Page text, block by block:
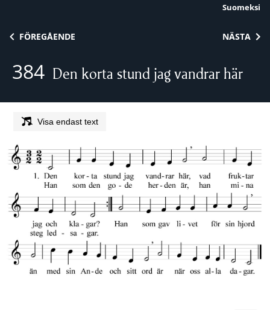
Suomeksi
FÖREGÅENDE NÄSTA
384 Den korta stund jag vandrar här
Visa endast text